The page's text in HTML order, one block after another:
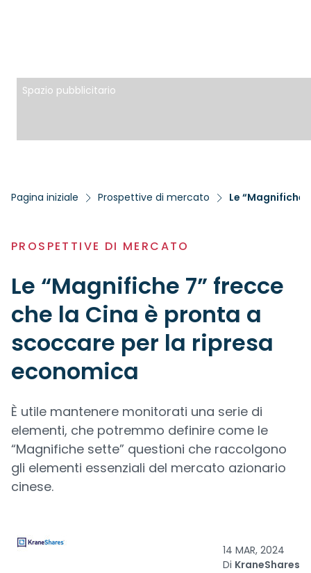
Spazio pubblicitario
Pagina iniziale Prospettive di mercato Le
PROSPETTIVE DI MERCATO
Le “Magnifiche 7” frecce
che la Cina è pronta a
scoccare per la ripresa
economica
È utile mantenere monitorati una serie di
elementi, che potremmo definire come le
“Magnifiche sette” questioni che raccolgono
gli elementi essenziali del mercato azionario
cinese.
14 MAR, 2024
Di KraneShares